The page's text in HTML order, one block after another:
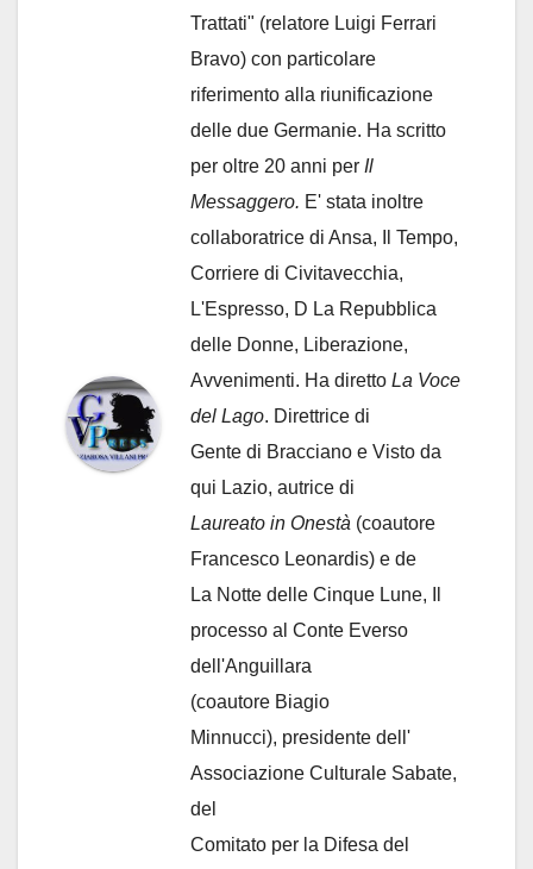
Trattati" (relatore Luigi Ferrari
Bravo) con particolare
riferimento alla riunificazione
delle due Germanie. Ha scritto
per oltre 20 anni per Il
Messaggero. E' stata inoltre
collaboratrice di Ansa, Il Tempo,
Corriere di Civitavecchia,
L'Espresso, D La Repubblica
delle Donne, Liberazione,
Avvenimenti. Ha diretto La Voce
del Lago. Direttrice di
Gente di Bracciano e Visto da
qui Lazio, autrice di
Laureato in Onestà (coautore
Francesco Leonardis) e de
La Notte delle Cinque Lune, Il
processo al Conte Everso
dell'Anguillara
(coautore Biagio
Minnucci), presidente dell'
Associazione Culturale Sabate,
del
Comitato per la Difesa del